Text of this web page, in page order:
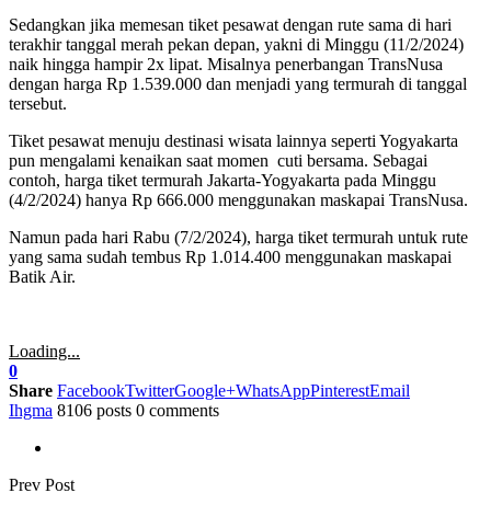
Sedangkan jika memesan tiket pesawat dengan rute sama di hari
terakhir tanggal merah pekan depan, yakni di Minggu (11/2/2024)
naik hingga hampir 2x lipat. Misalnya penerbangan TransNusa
dengan harga Rp 1.539.000 dan menjadi yang termurah di tanggal
tersebut.
Tiket pesawat menuju destinasi wisata lainnya seperti Yogyakarta
pun mengalami kenaikan saat momen cuti bersama. Sebagai
contoh, harga tiket termurah Jakarta-Yogyakarta pada Minggu
(4/2/2024) hanya Rp 666.000 menggunakan maskapai TransNusa.
Namun pada hari Rabu (7/2/2024), harga tiket termurah untuk rute
yang sama sudah tembus Rp 1.014.400 menggunakan maskapai
Batik Air.
Loading...
0
Share FacebookTwitterGoogle+WhatsAppPinterestEmail
Ihgma 8106 posts 0 comments
Prev Post